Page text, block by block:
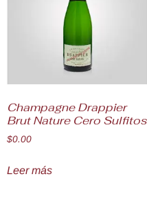
Champagne Drappier
Brut Nature Cero Sulfitos
$0.00
Leer más